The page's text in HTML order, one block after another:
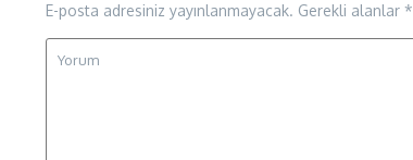
E-posta adresiniz yayınlanmayacak. Gerekli alanlar *